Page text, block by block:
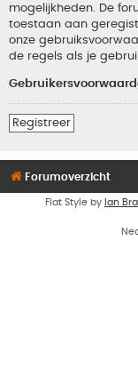
mogelijkheden. De
toestaan aan
onze
de regels als je
Registreer
Forumoverzicht
Flat Style by Ian